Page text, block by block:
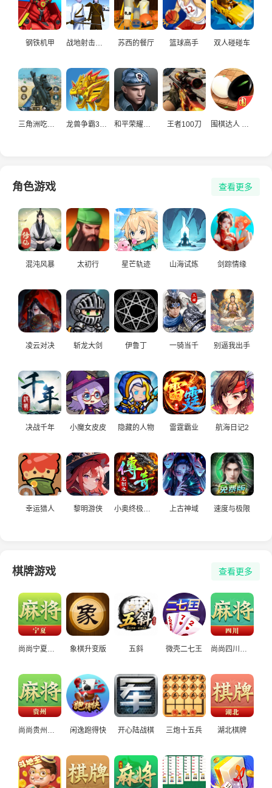
钢铁机甲 战地射击模拟 苏西的餐厅 篮球高手 双人碰碰车
三角洲吃鸡精英 龙兽争霸3猛禽小队 和平荣耀荒野吃鸡 王者100刀 围棋达人 经典对战
角色游戏 查看更多
混沌风暴 太初行 星芒轨迹 山海试炼 剑踪情缘
凌云对决 斩龙大剑 伊鲁丁 一骑当千 别逼我出手
决战千年 小魔女皮皮 隐藏的人物 雷霆霸业 航海日记2
幸运猎人 黎明游侠 上古神域 速度与极限
棋牌游戏 查看更多
尚尚宁夏麻将 象棋升变版 五斜 微壳二七王 尚尚四川麻将
尚尚贵州麻将 闲逸跑得快 开心陆战棋 三炮十五兵 湖北棋牌